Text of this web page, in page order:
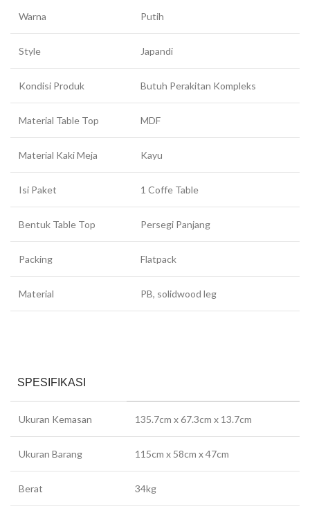
Warna Putih
Style Japandi
Kondisi Produk Butuh Perakitan Kompleks
Material Table Top MDF
Material Kaki Meja Kayu
Isi Paket 1 Coffe Table
Bentuk Table Top Persegi Panjang
Packing Flatpack
Material PB, solidwood leg
SPESIFIKASI
Ukuran Kemasan 135.7cm x 67.3cm x 13.7cm
Ukuran Barang 115cm x 58cm x 47cm
Berat 34kg